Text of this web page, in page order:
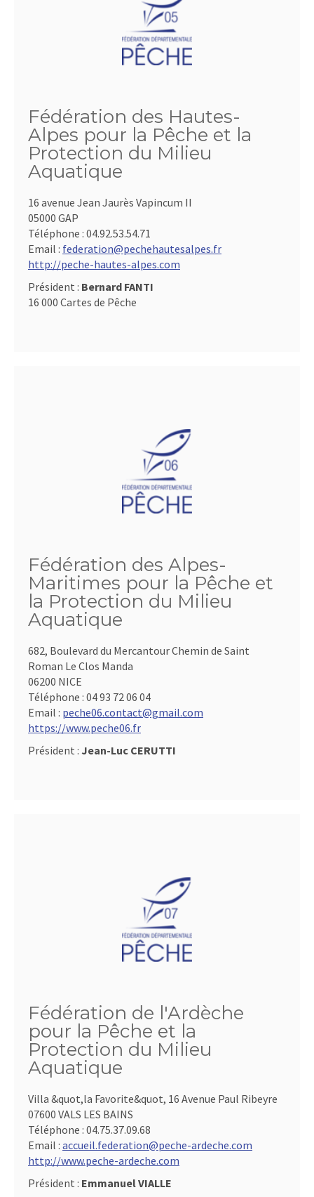
Fédération des Hautes-
Alpes pour la Pêche et la
Protection du Milieu
Aquatique
16 avenue Jean Jaurès Vapincum II
05000 GAP
Téléphone : 04.92.53.54.71
Email : federation@pechehautesalpes.fr
http://peche-hautes-alpes.com
Président : Bernard FANTI
16 000 Cartes de Pêche
Fédération des Alpes-
Maritimes pour la Pêche et
la Protection du Milieu
Aquatique
682, Boulevard du Mercantour Chemin de Saint
Roman Le Clos Manda
06200 NICE
Téléphone : 04 93 72 06 04
Email : peche06.contact@gmail.com
https://www.peche06.fr
Président : Jean-Luc CERUTTI
Fédération de l'Ardèche
pour la Pêche et la
Protection du Milieu
Aquatique
Villa &quot,la Favorite&quot, 16 Avenue Paul Ribeyre
07600 VALS LES BAINS
Téléphone : 04.75.37.09.68
Email : accueil.federation@peche-ardeche.com
http://www.peche-ardeche.com
Président : Emmanuel VIALLE